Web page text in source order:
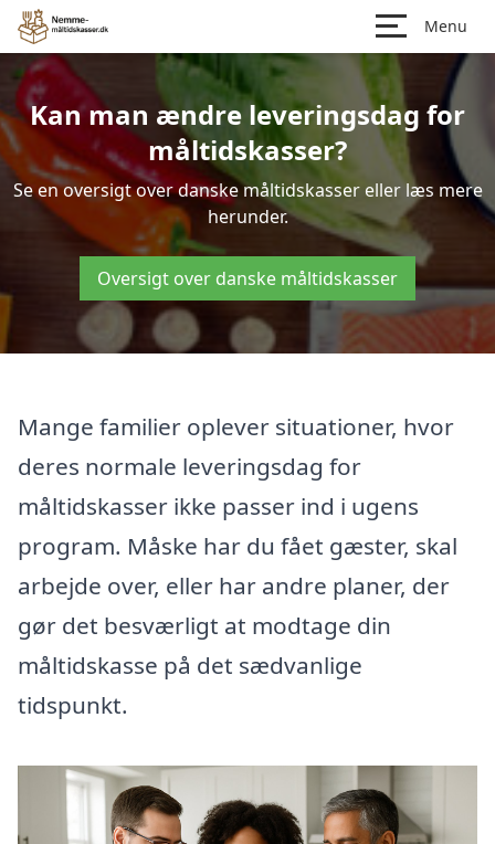
Menu
Kan man ændre leveringsdag for
måltidskasser?
Se en oversigt over danske måltidskasser eller læs mere
herunder.
Oversigt over danske måltidskasser
Mange familier oplever situationer, hvor
deres normale leveringsdag for
måltidskasser ikke passer ind i ugens
program. Måske har du fået gæster, skal
arbejde over, eller har andre planer, der
gør det besværligt at modtage din
måltidskasse på det sædvanlige
tidspunkt.